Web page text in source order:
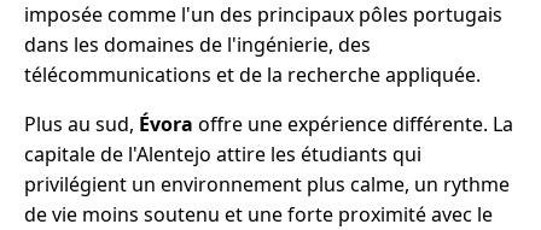
imposée comme l'un des principaux pôles portugais
dans les domaines de l'ingénierie, des
télécommunications et de la recherche appliquée.
Plus au sud, Évora offre une expérience différente. La
capitale de l'Alentejo attire les étudiants qui
privilégient un environnement plus calme, un rythme
de vie moins soutenu et une forte proximité avec le